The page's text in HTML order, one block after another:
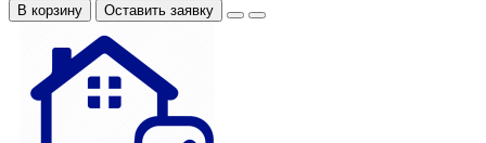
В корзину Оставить заявку